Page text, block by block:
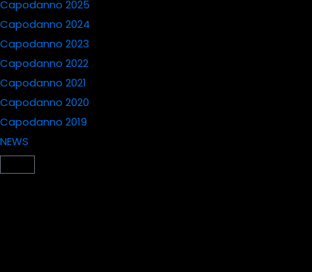
Capodanno 2025
Capodanno 2024
Capodanno 2023
Capodanno 2022
Capodanno 2021
Capodanno 2020
Capodanno 2019
NEWS